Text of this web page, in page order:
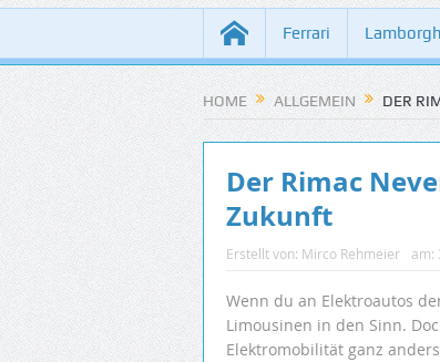
Ferrari
HOME ALLGEMEIN DER
Der Rimac
Zukunft
Erstellt von: Mirco Rehmeier am:
Wenn du an Elektroautos
Limousinen in den Sinn.
Elektromobilität ganz